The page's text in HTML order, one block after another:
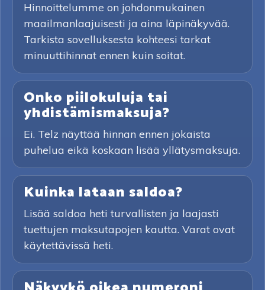
Hinnoittelumme on johdonmukainen
maailmanlaajuisesti ja aina läpinäkyvää.
Tarkista sovelluksesta kohteesi tarkat
minuuttihinnat ennen kuin soitat.
Onko piilokuluja tai
yhdistämismaksuja?
Ei. Telz näyttää hinnan ennen jokaista
puhelua eikä koskaan lisää yllätysmaksuja.
Kuinka lataan saldoa?
Lisää saldoa heti turvallisten ja laajasti
tuettujen maksutapojen kautta. Varat ovat
käytettävissä heti.